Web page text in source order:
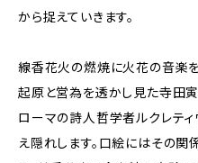
から捉えていきます。
線香花火の燃焼に火花の音楽
起原と営為を透かし見た寺田寅
ローマの詩人哲学者ルクレテ
え隠れします。口絵にはその